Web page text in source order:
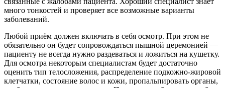
много тонкостей и проверяет все возможные варианты
заболеваний.
Любой приём должен включать в себя осмотр. При этом не
обязательно он будет сопровождаться пышной церемонией —
пациенту не всегда нужно раздеваться и ложиться на кушетку.
Для осмотра некоторым специалистам будет достаточно
оценить тип телосложения, распределение подкожно-жировой
клетчатки, состояние волос и кожи, пропальпировать органы,